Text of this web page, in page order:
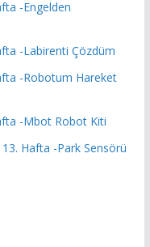
-Engelden
-Labirenti Çözdüm
-Robotum Hareket
-Mbot Robot Kiti
Hafta -Park Sensörü